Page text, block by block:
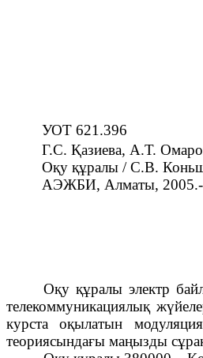
УОТ 621.396
Г.С. Қазиева, А.Т.
Оқу құралы / С.В.
АЭЖБИ, Алматы, 2005.-
Оқу құралы электр
телекоммуникациялық
курста оқылатын
теориясындағы маңызды